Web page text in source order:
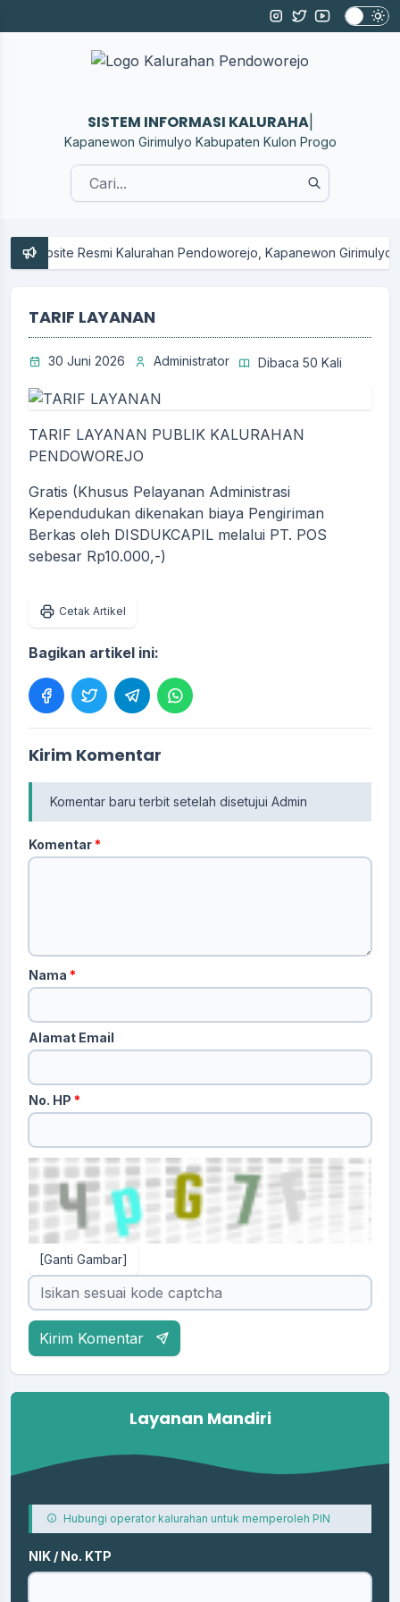
SISTEM INFORMAS|
Kapanewon Girimulyo Kabupaten Kulon Progo
Resmi Kalurahan Pendoworejo, Kapanewon Girimulyo,
TARIF LAYANAN
30 Juni 2026 Administrator Dibaca 50 Kali
TARIF LAYANAN PUBLIK KALURAHAN
PENDOWOREJO
Gratis (Khusus Pelayanan Administrasi
Kependudukan dikenakan biaya Pengiriman
Berkas oleh DISDUKCAPIL melalui PT. POS
sebesar Rp10.000,-)
Cetak Artikel
Bagikan artikel ini:
Kirim Komentar
Komentar baru terbit setelah disetujui Admin
Komentar*
Nama *
Alamat Email
No. HP *
[Ganti Gambar]
Kirim Komentar
Layanan Mandiri
Hubungi operator kalurahan untuk memperoleh PIN
NIK / No. KTP